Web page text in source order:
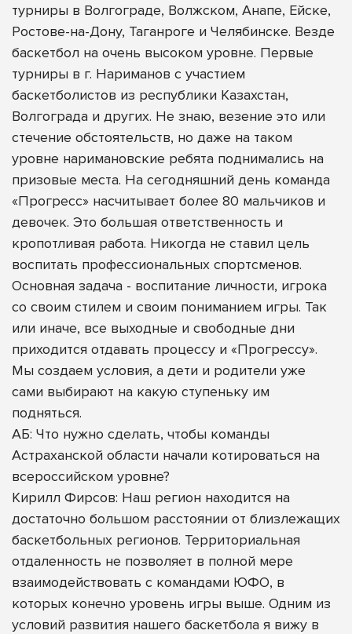
турниры в Волгограде, Волжском, Анапе, Ейске,
Ростове-на-Дону, Таганроге и Челябинске. Везде
баскетбол на очень высоком уровне. Первые
турниры в г. Нариманов с участием
баскетболистов из республики Казахстан,
Волгограда и других. Не знаю, везение это или
стечение обстоятельств, но даже на таком
уровне наримановские ребята поднимались на
призовые места. На сегодняшний день команда
«Прогресс» насчитывает более 80 мальчиков и
девочек. Это большая ответственность и
кропотливая работа. Никогда не ставил цель
воспитать профессиональных спортсменов.
Основная задача - воспитание личности, игрока
со своим стилем и своим пониманием игры. Так
или иначе, все выходные и свободные дни
приходится отдавать процессу и «Прогрессу».
Мы создаем условия, а дети и родители уже
сами выбирают на какую ступеньку им
подняться.
АБ: Что нужно сделать, чтобы команды
Астраханской области начали котироваться на
всероссийском уровне?
Кирилл Фирсов: Наш регион находится на
достаточно большом расстоянии от близлежащих
баскетбольных регионов. Территориальная
отдаленность не позволяет в полной мере
взаимодействовать с командами ЮФО, в
которых конечно уровень игры выше. Одним из
условий развития нашего баскетбола я вижу в